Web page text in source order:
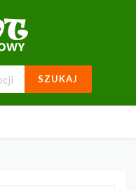
SZUKAJ